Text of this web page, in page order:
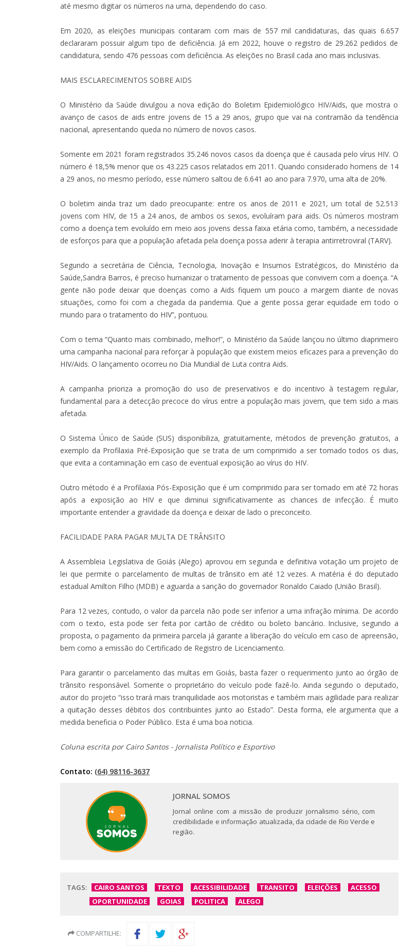
até mesmo digitar os números na urna, dependendo do caso.
Em 2020, as eleições municipais contaram com mais de 557 mil candidaturas, das quais 6.657
declararam possuir algum tipo de deficiência. Já em 2022, houve o registro de 29.262 pedidos de
candidatura, sendo 476 pessoas com deficiência. As eleições no Brasil cada ano mais inclusivas.
MAIS ESCLARECIMENTOS SOBRE AIDS
O Ministério da Saúde divulgou a nova edição do Boletim Epidemiológico HIV/Aids, que mostra o
avanço de casos de aids entre jovens de 15 a 29 anos, grupo que vai na contramão da tendência
nacional, apresentando queda no número de novos casos.
Somente em 2021 foram registrados 35.246 novos casos da doença que é causada pelo vírus HIV. O
número é 18,5% menor que os 43.225 casos relatados em 2011. Quando considerado homens de 14
a 29 anos, no mesmo período, esse número saltou de 6.641 ao ano para 7.970, uma alta de 20%.
O boletim ainda traz um dado preocupante: entre os anos de 2011 e 2021, um total de 52.513
jovens com HIV, de 15 a 24 anos, de ambos os sexos, evoluíram para aids. Os números mostram
como a doença tem evoluído em meio aos jovens dessa faixa etária como, também, a necessidade
de esforços para que a população afetada pela doença possa aderir à terapia antirretroviral (TARV).
Segundo a secretária de Ciência, Tecnologia, Inovação e Insumos Estratégicos, do Ministério da
Saúde,Sandra Barros, é preciso humanizar o tratamento de pessoas que convivem com a doença. “A
gente não pode deixar que doenças como a Aids fiquem um pouco a margem diante de novas
situações, como foi com a chegada da pandemia. Que a gente possa gerar equidade em todo o
mundo para o tratamento do HIV”, pontuou.
Com o tema “Quanto mais combinado, melhor!”, o Ministério da Saúde lançou no último diaprimeiro
uma campanha nacional para reforçar à população que existem meios eficazes para a prevenção do
HIV/Aids. O lançamento ocorreu no Dia Mundial de Luta contra Aids.
A campanha prioriza a promoção do uso de preservativos e do incentivo à testagem regular,
fundamental para a detecção precoce do vírus entre a população mais jovem, que tem sido a mais
afetada.
O Sistema Único de Saúde (SUS) disponibiliza, gratuitamente, métodos de prevenção gratuitos, a
exemplo da Profilaxia Pré-Exposição que se trata de um comprimido a ser tomado todos os dias,
que evita a contaminação em caso de eventual exposição ao vírus do HIV.
Outro método é a Profilaxia Pós-Exposição que é um comprimido para ser tomado em até 72 horas
após a exposição ao HIV e que diminui significativamente as chances de infecção. É muito
importante entender a gravidade da doença e deixar de lado o preconceito.
FACILIDADE PARA PAGAR MULTA DE TRÂNSITO
A Assembleia Legislativa de Goiás (Alego) aprovou em segunda e definitiva votação um projeto de
lei que permite o parcelamento de multas de trânsito em até 12 vezes. A matéria é do deputado
estadual Amilton Filho (MDB) e aguarda a sanção do governador Ronaldo Caiado (União Brasil).
Para 12 vezes, contudo, o valor da parcela não pode ser inferior a uma infração mínima. De acordo
com o texto, esta pode ser feita por cartão de crédito ou boleto bancário. Inclusive, segundo a
proposta, o pagamento da primeira parcela já garante a liberação do veículo em caso de apreensão,
bem como a emissão do Certificado de Registro de Licenciamento.
Para garantir o parcelamento das multas em Goiás, basta fazer o requerimento junto ao órgão de
trânsito responsável. Somente o proprietário do veículo pode fazê-lo. Ainda segundo o deputado,
autor do projeto “isso trará mais tranquilidade aos motoristas e também mais agilidade para realizar
a quitação desses débitos dos contribuintes junto ao Estado”. Desta forma, ele argumenta que a
medida beneficia o Poder Público. Esta é uma boa noticia.
Coluna escrita por Cairo Santos - Jornalista Político e Esportivo
Contato: (64) 98116-3637
JORNAL SOMOS
Jornal online com a missão de produzir jornalismo sério, com
credibilidade e informação atualizada, da cidade de Rio Verde e
região.
TAGS: CAIRO SANTOS TEXTO ACESSIBILIDADE TRANSITO ELEIÇÕES
ACESSO
OPORTUNIDADE
GOIAS POLITICA ALEGO
COMPARTILHE: